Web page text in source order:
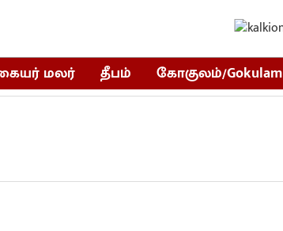
மலர் தீபம் கோகுலம்/Gokulam